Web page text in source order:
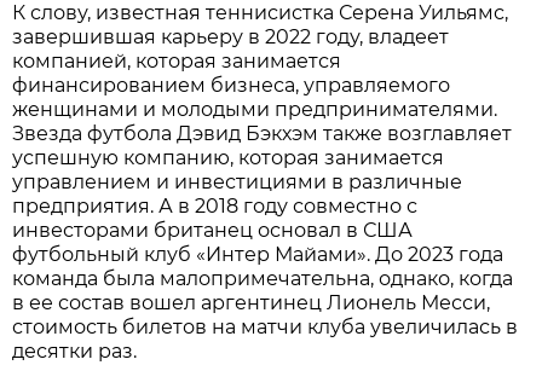
К слову, известная теннисистка Серена Уильямс,
завершившая карьеру в 2022 году, владеет
компанией, которая занимается
финансированием бизнеса, управляемого
женщинами и молодыми предпринимателями.
Звезда футбола Дэвид Бэкхэм также возглавляет
успешную компанию, которая занимается
управлением и инвестициями в различные
предприятия. А в 2018 году совместно с
инвесторами британец основал в США
футбольный клуб «Интер Майами». До 2023 года
команда была малопримечательна, однако, когда
в ее состав вошел аргентинец Лионель Месси,
стоимость билетов на матчи клуба увеличилась в
десятки раз.